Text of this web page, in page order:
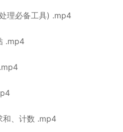
理必备工具) .mp4
.mp4
和、计数 .mp4